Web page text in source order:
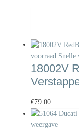
voorraad Snelle
18002V
€79.00
weergave